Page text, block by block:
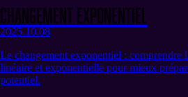
Changement exponentiel
2025.10.08
Le changement exponentiel : comprendre
linéaire et exponentielle pour mieux
potentiel.